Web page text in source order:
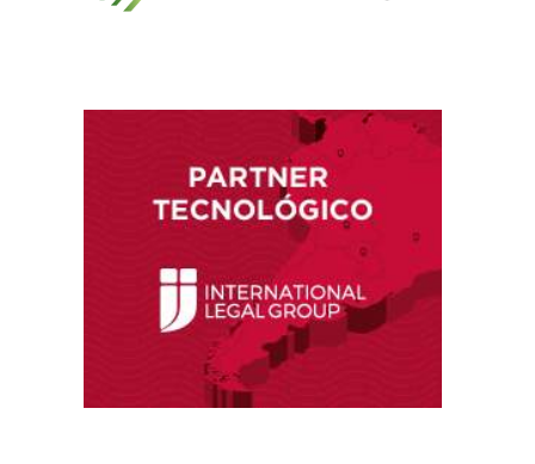
Supervisores del INDECOPI
Ley que protege a la madre trabajadora
contra el despido arbitrario
Ley que modifica el TUO de la Ley del Sistema